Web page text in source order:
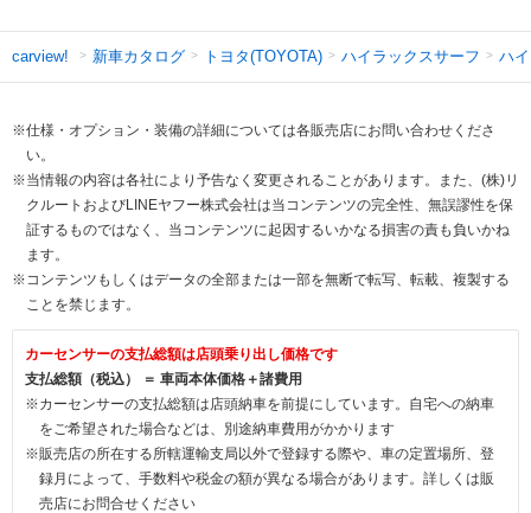
carview! 新車カタログ トヨタ(TOYOTA) ハイラックスサーフ ハ
※仕様・オプション・装備の詳細については各販売店にお問い合わせくださ
い。
※当情報の内容は各社により予告なく変更されることがあります。また、(株)リ
クルートおよびLINEヤフー株式会社は当コンテンツの完全性、無誤謬性を保
証するものではなく、当コンテンツに起因するいかなる損害の責も負いかね
ます。
※コンテンツもしくはデータの全部または一部を無断で転写、転載、複製する
ことを禁じます。
カーセンサーの支払総額は店頭乗り出し価格です
支払総額（税込） ＝ 車両本体価格＋諸費用
※カーセンサーの支払総額は店頭納車を前提にしています。自宅への納車
をご希望された場合などは、別途納車費用がかかります
※販売店の所在する所轄運輸支局以外で登録する際や、車の定置場所、登
録月によって、手数料や税金の額が異なる場合があります。詳しくは販
売店にお問合せください